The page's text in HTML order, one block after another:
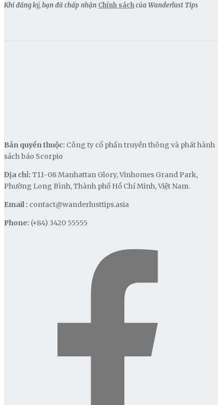
Khi đăng ký, bạn đã chấp nhận Chính sáchcủa Wanderlust Tips
Bản quyền thuộc: Công ty cổ phần truyền thông và phát hành
sách báo Scorpio
Địa chỉ: T11-08 Manhattan Glory, Vinhomes Grand Park,
Phường Long Bình, Thành phố Hồ Chí Minh, Việt Nam.
Email : contact@wanderlusttips.asia
Phone: (+84) 3420 55555